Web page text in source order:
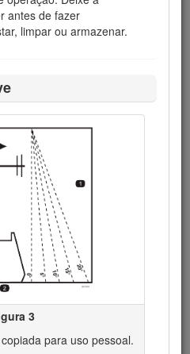
antes de fazer
limpar ou armazenar.
3
para uso pessoal.
1
para destacar
chama a atenção para
mecânica e a palavra
requerem especial
(Figura
identificar mensagens de
de ser seguidas para evitar
com as palavras
de risco eminente que, se
em morte ou ferimento